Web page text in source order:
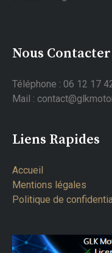
Nous Contacter
Téléphone : 06 12 17
Mail :
Liens Rapides
Accueil
Mentions légales
Politique de